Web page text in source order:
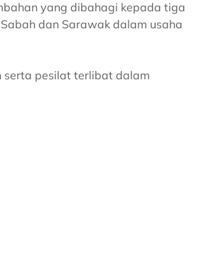
yang dibahagi kepada tiga
dan Sarawak dalam usaha
serta pesilat terlibat dalam